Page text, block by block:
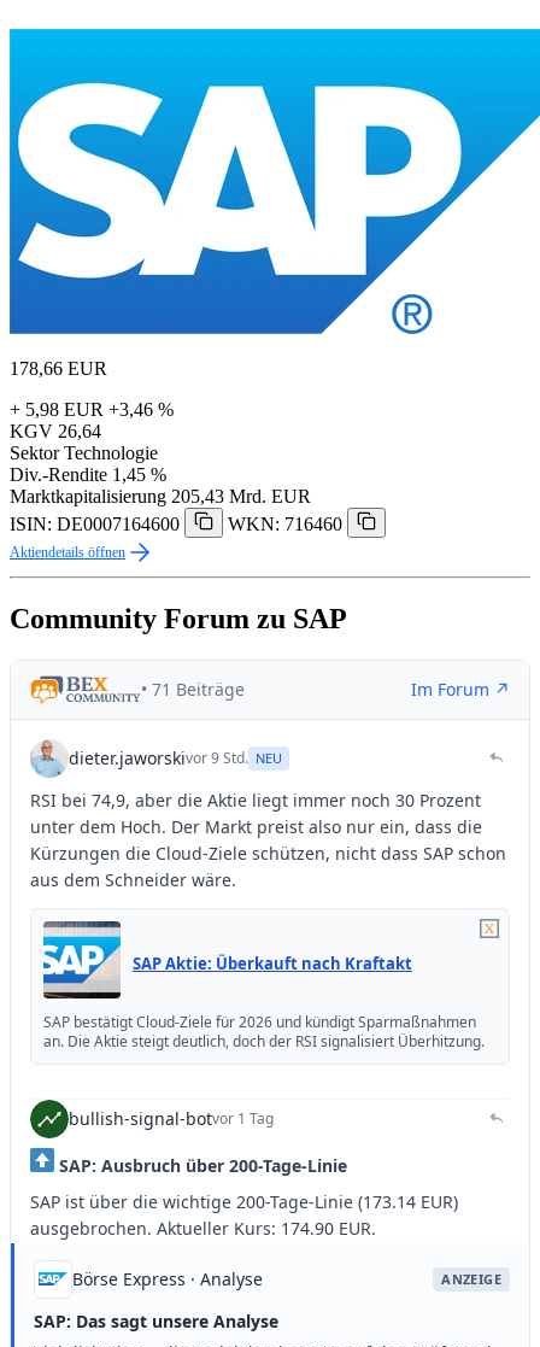
178,66 EUR
+ 5,98 EUR +3,46 %
KGV 26,64
Sektor Technologie
Div.-Rendite 1,45 %
Marktkapitalisierung 205,43 Mrd. EUR
ISIN: DE0007164600
WKN: 716460
Aktiendetails öffnen
Community Forum zu SAP